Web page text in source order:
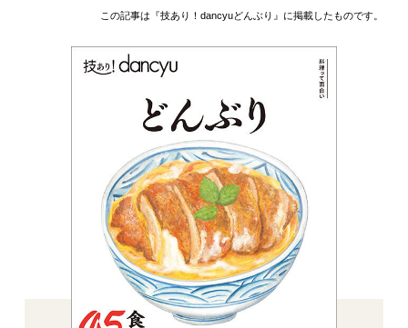
この記事は『技あり！dancyuどんぶり』に掲載したものです。